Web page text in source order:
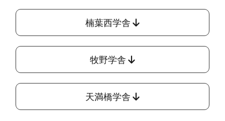
楠葉西学舎
牧野学舎
天満橋学舎